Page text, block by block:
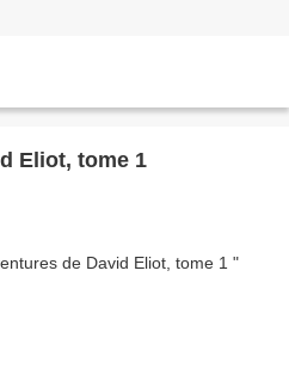
Eliot, tome 1